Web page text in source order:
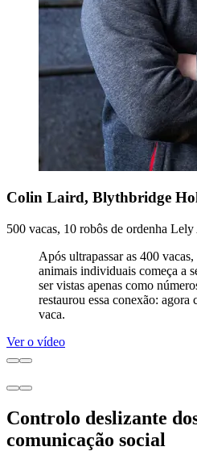
Colin Laird, Blythbridge
500 vacas, 10 robôs de ordenha
Após ultrapassar as 400
animais individuais começa a
ser vistas apenas como
restaurou essa conexão: agora
vaca.
Ver o vídeo
Controlo deslizante
comunicação social